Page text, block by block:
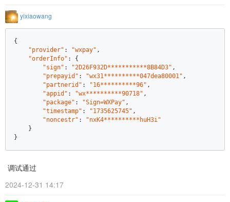
yixiaowang
{
"provider" : "wxpay" ,
"orderInfo" : {
"sign" : "2D26F932D***********8B84D3" ,
"prepayid" : "wx31**********047dea80001" ,
"partnerid" : "16**********96" ,
"appid" : "wx**********90718" ,
"package" : "Sign=WXPay" ,
"timestamp" : "1735625745" ,
"noncestr" :
"nxK4**********huH3i"
    }
}
调试通过
2024-12-31 14:17